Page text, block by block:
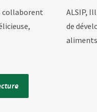
collaborent
ALSIP,
de